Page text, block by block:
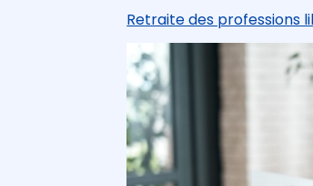
Retraite des professions